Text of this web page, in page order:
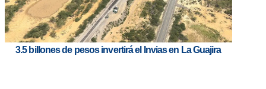
3.5 billones de pesos invertirá el Invias en La Guajira